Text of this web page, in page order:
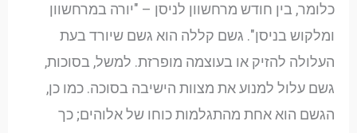
כלומר, בין חודש מרחשוון לניסן – "יורה במרחשוון
ומלקוש בניסן". גשם קללה הוא גשם שיורד בעת
העלולה להזיק או בעוצמה מופרזת. למשל, בסוכות,
גשם עלול למנוע את מצוות הישיבה בסוכה. כמו כן,
הגשם הוא אחת מהתגלמות כוחו של אלוהים; כך